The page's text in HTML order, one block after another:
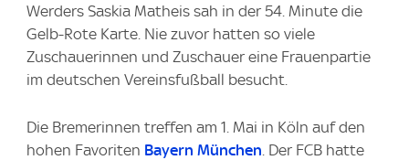
Werders Saskia Matheis sah in der 54. Minute die
Gelb-Rote Karte. Nie zuvor hatten so viele
Zuschauerinnen und Zuschauer eine Frauenpartie
im deutschen Vereinsfußball besucht.
Die Bremerinnen treffen am 1. Mai in Köln auf den
hohen Favoriten Bayern München . Der FCB hatte